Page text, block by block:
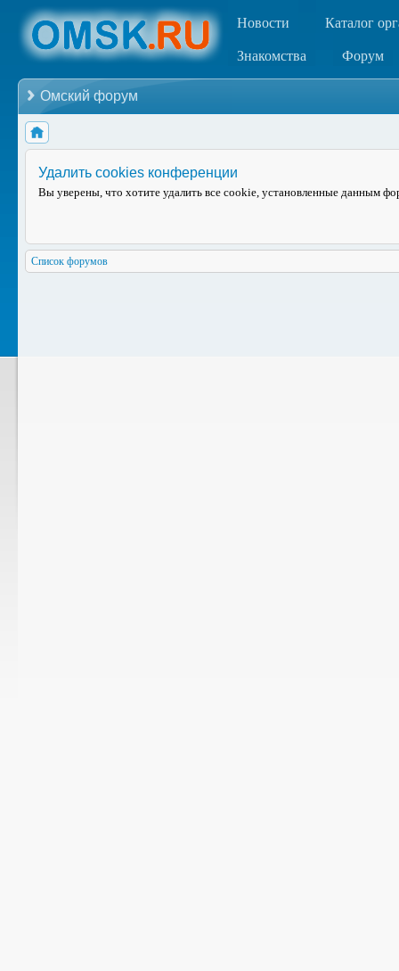
Новости Каталог
Знакомства Форум
Омский форум
Удалить cookies конференции
Вы уверены, что хотите удалить все cookie, установленные данным
Список форумов